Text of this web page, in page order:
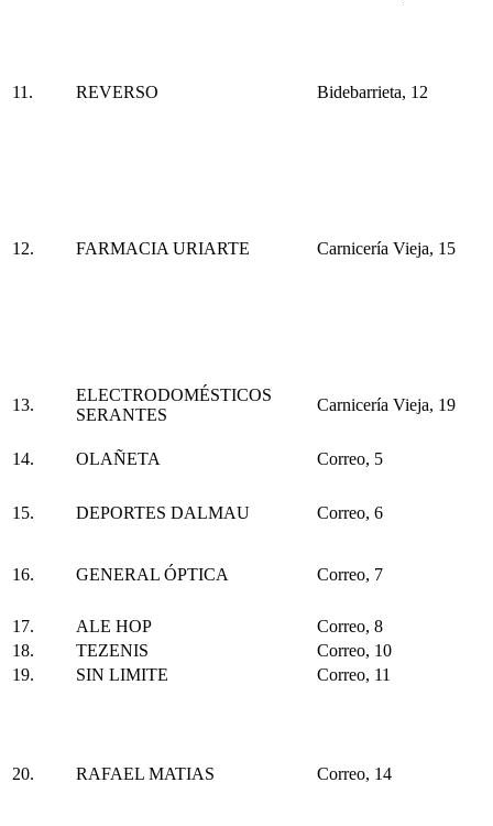
11. REVERSO Bidebarrieta, 12
12. FARMACIA URIARTE Carnicería Vieja, 15
13.
ELECTRODOMÉSTICOS
SERANTES
Carnicería Vieja, 19
14. OLAÑETA Correo, 5
15. DEPORTES DALMAU Correo, 6
16. GENERAL ÓPTICA Correo, 7
17. ALE HOP
Correo, 8
18.
TEZENIS
Correo, 10
19.
SIN LIMITE Correo, 11
20. RAFAEL MATIAS Correo, 14